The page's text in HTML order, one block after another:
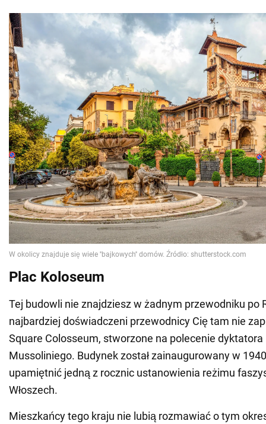
Plac Koloseum
Tej budowli nie znajdziesz w żadnym przewodniku po
najbardziej doświadczeni przewodnicy Cię tam nie
Square Colosseum, stworzone na polecenie dyktatora
Mussoliniego. Budynek został zainaugurowany w
upamiętnić jedną z rocznic ustanowienia reżimu
Włoszech.
Mieszkańcy tego kraju nie lubią rozmawiać o tym